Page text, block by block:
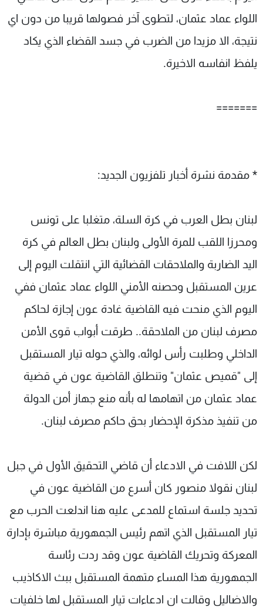
اللواء عماد عثمان، لتطوى آخر فصولها قريبا من دون اي
نتيجة، الا مزيدا من الضرب في جسد القضاء الذي يكاد
يلفظ انفاسه الاخيرة.
=======
* مقدمة نشرة أخبار تلفزيون الجديد:
لبنان بطل العرب في كرة السلة، متغلبا على تونس
ومحرزا اللقب للمرة الأولى ولبنان بطل العالم في كرة
اليد الضاربة والملاحقات القضائية التي انتقلت اليوم إلى
عرين المستقبل وحصنه الأمني اللواء عماد عثمان ففي
اليوم الذي منحت فيه القاضية غادة عون إجازة لحاكم
مصرف لبنان من الملاحقة.. طرقت أبواب قوى الأمن
الداخلي وطلبت رأس لوائه، والذي حوله تيار المستقبل
إلى "قميص عثمان" وتنطلق القاضية عون في قضية
عماد عثمان من اتهامها له بأنه منع جهاز أمن الدولة
من تنفيذ مذكرة الإحضار بحق حاكم مصرف لبنان.
لكن اللافت في الادعاء أن قاضي التحقيق الأول في جبل
لبنان نقولا منصور كان أسرع من القاضية عون في
تحديد جلسة استماع للمدعى عليه هنا اندلعت الحرب مع
تيار المستقبل الذي اتهم رئيس الجمهورية مباشرة بإدارة
المعركة وتحريك القاضية عون وقد ردت رئاسة
الجمهورية هذا المساء متهمة المستقبل ببث الاكاذيب
والاضاليل وقالت ان ادعاءات تيار المستقبل لها خلفيات